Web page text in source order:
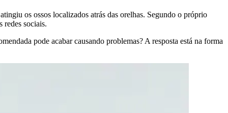
os ossos localizados atrás das orelhas. Segundo o próprio
redes sociais.
pode acabar causando problemas? A resposta está na forma